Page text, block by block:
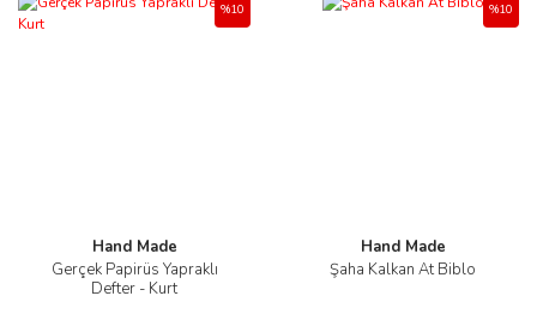
Hand Made
Gerçek Papirüs Yapraklı
Defter - Kurt
%10
Hand Made
Şaha Kalkan At Biblo
%10